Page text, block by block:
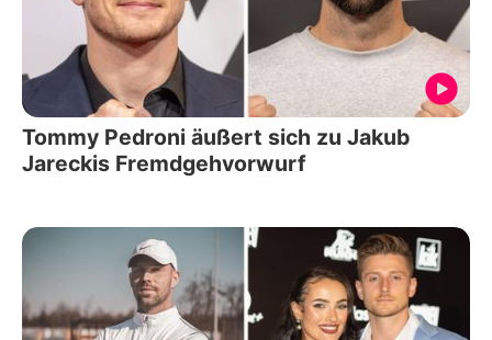
Tommy Pedroni äußert sich zu Jakub
Jareckis Fremdgehvorwurf